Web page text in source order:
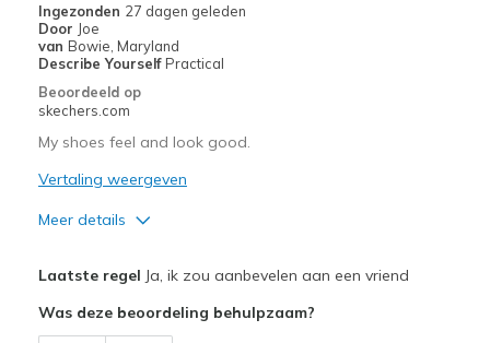
View On Shoes
I'm Into Shoes
Ingezonden 27 dagen geleden
Door Joe
van Bowie, Maryland
Describe Yourself Practical
Beoordeeld op
skechers.com
My shoes feel and look good.
Vertaling weergeven
Meer details
Breathe Well
Laatste regel Ja, ik zou aanbevelen aan een vriend
Was deze beoordeling behulpzaam?